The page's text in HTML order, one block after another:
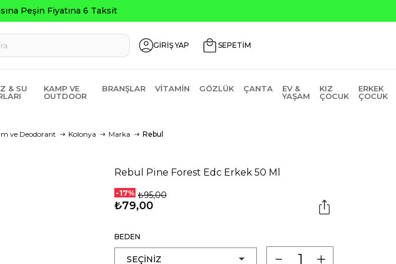
GİRİŞ YAP SEPETİM
& SU
KAMP VE
OUTDOOR
BRANŞLAR VITAMIN GÖZLÜK ÇANTA
EV &
YAŞAM
KIZ
ÇOCUK
ERKEK
ÇOCUK
ve Deodorant Kolonya Marka Rebul
Rebul Pine Forest Edc Erkek 50 Ml
-17% ₺95,00
₺79,00
BEDEN